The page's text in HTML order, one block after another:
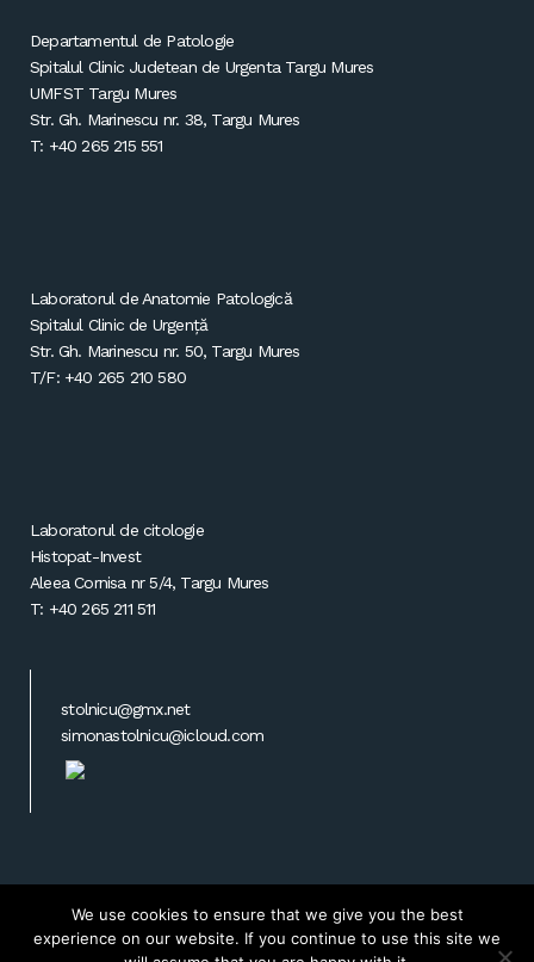
Departamentul de Patologie
Spitalul Clinic Judetean de Urgenta Targu Mures
UMFST Targu Mures
Str. Gh. Marinescu nr. 38, Targu Mures
T: +40 265 215 551
Laboratorul de Anatomie Patologică
Spitalul Clinic de Urgență
Str. Gh. Marinescu nr. 50, Targu Mures
T/F: +40 265 210 580
Laboratorul de citologie
Histopat-Invest
Aleea Cornisa nr 5/4, Targu Mures
T: +40 265 211 511
stolnicu@gmx.net
simonastolnicu@icloud.com
Powered byTransilvania Soft & Web Design
We use cookies to ensure that we give you the best
experience on our website. If you continue to use this site we